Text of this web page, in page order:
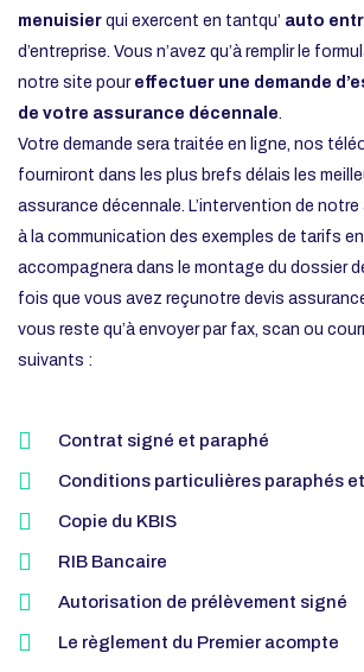
menuisier qui exercent en tantqu’ auto
d’entreprise. Vous n’avez qu’à remplir le
notre site pour effectuer une demande
de votre assurance décennale
Votre demande sera traitée en ligne, nos
fourniront dans les plus brefs délais les
assurance décennale. L’intervention de
à la communication des exemples de tarifs
accompagnera dans le montage du dossier
fois que vous avez reçunotre devis
vous reste qu’à envoyer par fax, scan ou
suivants :
Contrat signé et paraphé
Conditions particulières paraphés
Copie du KBIS
RIB Bancaire
Autorisation de prélèvement signé
Le règlement du Premier acompte